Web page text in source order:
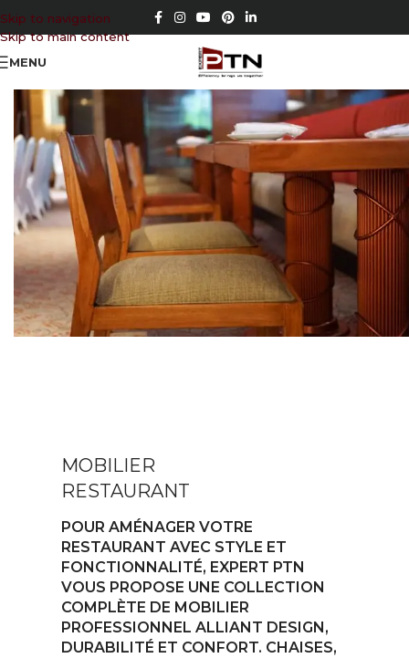
Skip to navigation
Skip to main content
MENU
MOBILIER
RESTAURANT
POUR AMÉNAGER VOTRE
RESTAURANT AVEC STYLE ET
FONCTIONNALITÉ, EXPERT PTN
VOUS PROPOSE UNE COLLECTION
COMPLÈTE DE MOBILIER
PROFESSIONNEL ALLIANT DESIGN,
DURABILITÉ ET CONFORT. CHAISES,